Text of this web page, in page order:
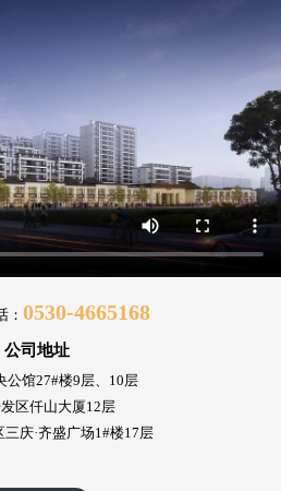
： 0530-4665168
公司地址
公馆27#楼9层、10层
区仟山大厦12层
庆·齐盛广场1#楼17层